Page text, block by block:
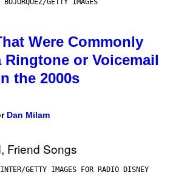
BOJORQUEZ/GETTY IMAGES
Were Commonly
Ringtone or Voicemail
the 2000s
Dan Milam
GETTY IMAGES FOR RADIO DISNEY